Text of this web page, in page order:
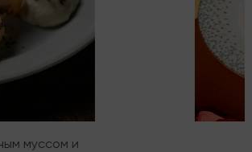
муссом и